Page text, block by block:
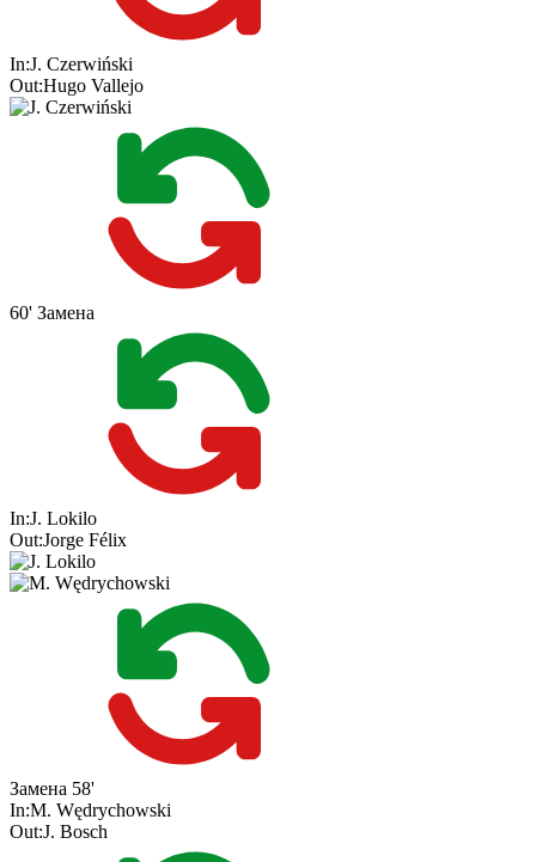
In:J. Czerwiński
Out:Hugo Vallejo
60' Замена
In:J. Lokilo
Out:Jorge Félix
Замена 58'
In:M. Wędrychowski
Out:J. Bosch